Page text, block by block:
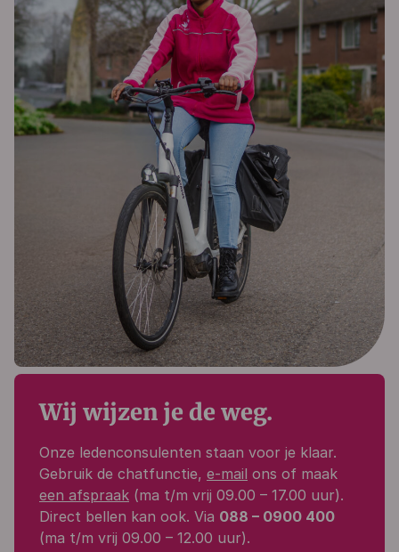
Wij wijzen je de weg.
Onze ledenconsulenten staan voor je klaar.
Gebruik de chatfunctie, e-mail ons of maak
een afspraak (ma t/m vrij 09.00 – 17.00 uur).
Direct bellen kan ook. Via 088 – 0900 400
(ma t/m vrij 09.00 – 12.00 uur).